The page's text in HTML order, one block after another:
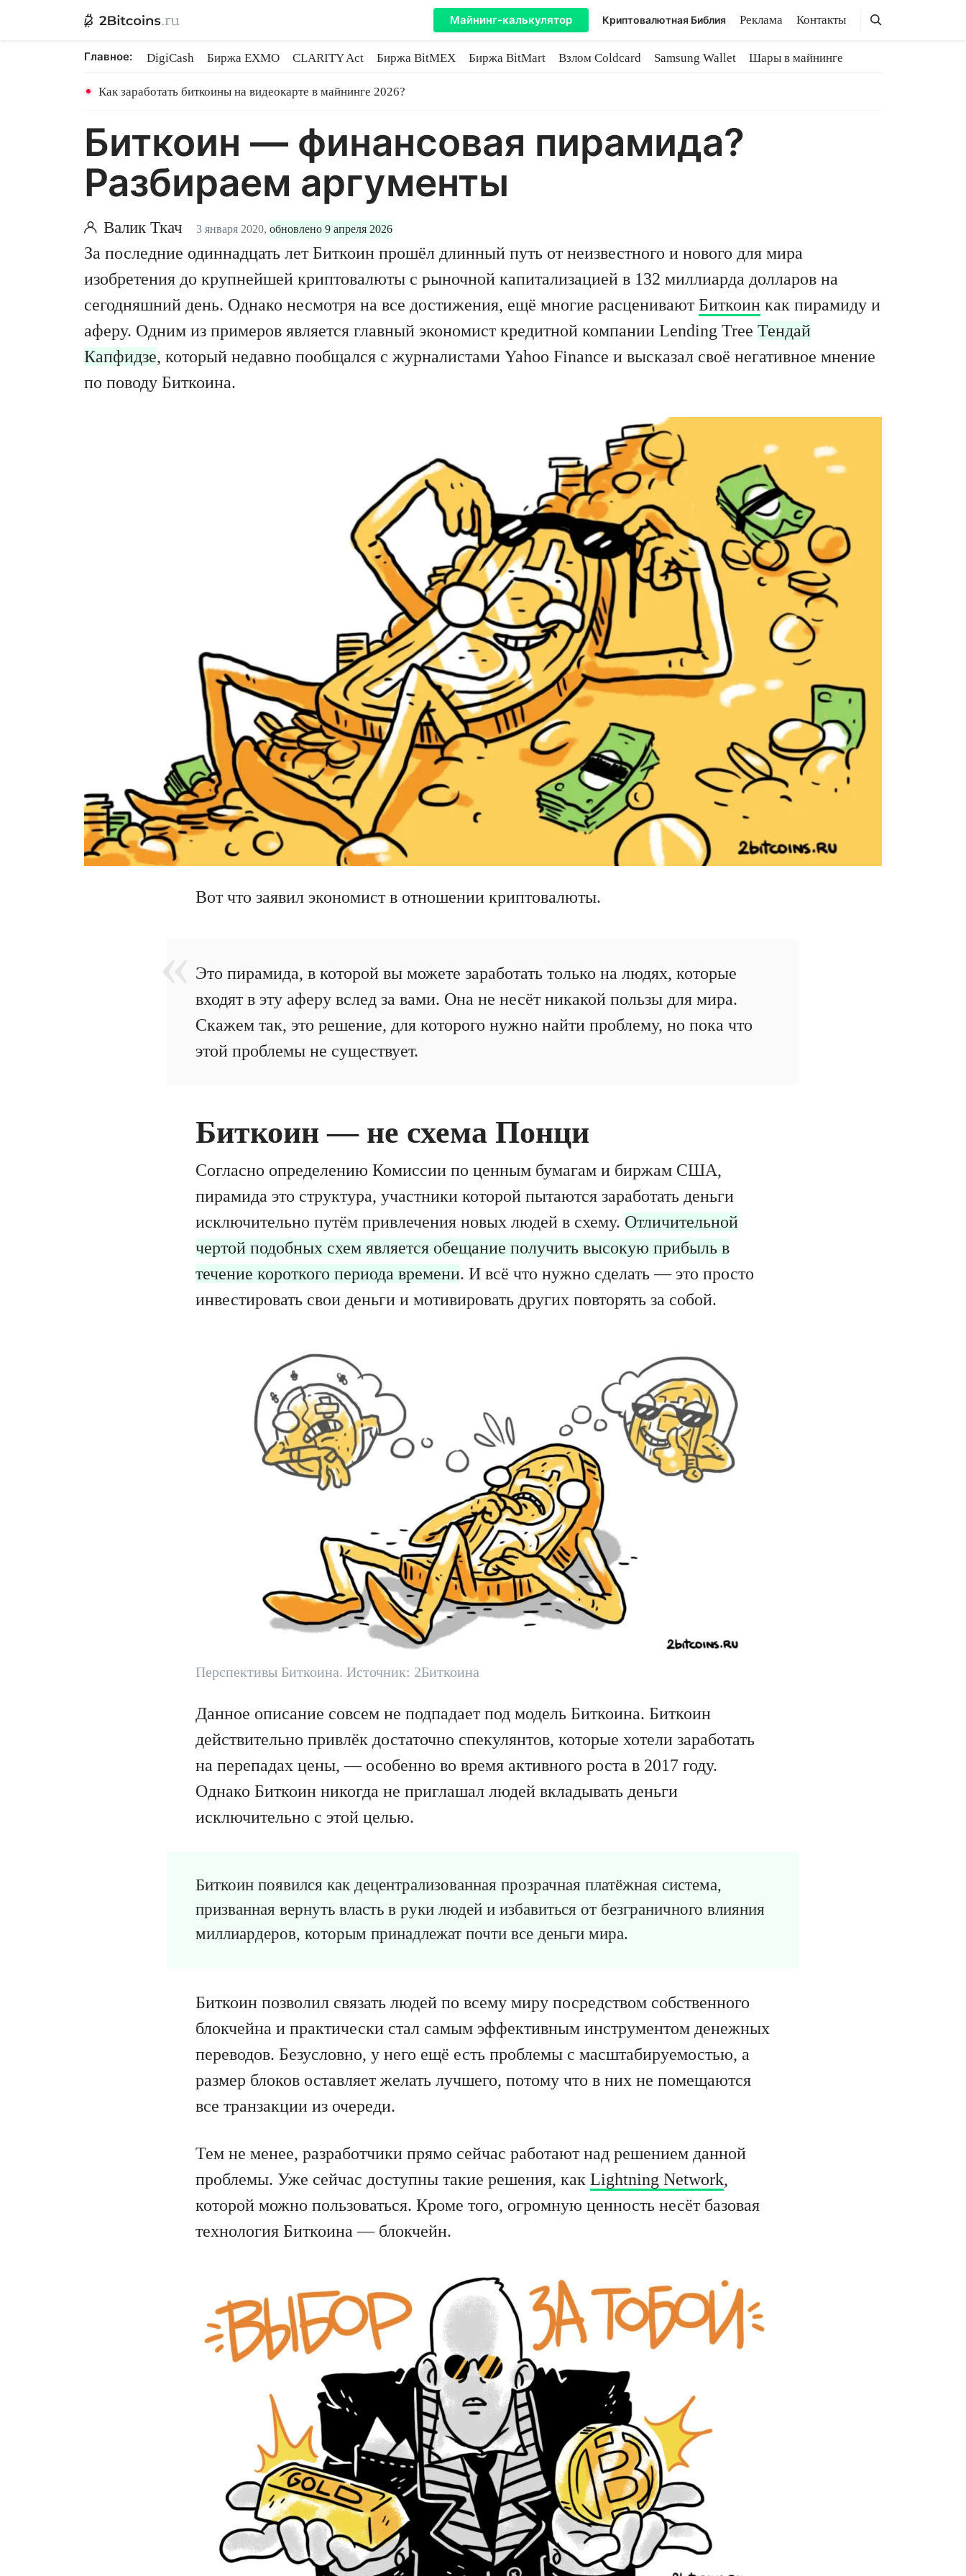
Майнинг-калькулятор Криптовалютная Библия Реклама Контакты Поиск
Поиск
Главное: DigiCash Биржа EXMO CLARITY Act Биржа BitMEX Биржа BitMart Взлом Coldcard Samsung Wallet
Шары в майнинге
Как заработать биткоины на видеокарте в майнинге 2026?
Биткоин — финансовая пирамида?
Разбираем аргументы
Валик Ткач 3 января 2020, обновлено 9 апреля 2026
За последние одиннадцать лет Биткоин прошёл длинный путь от неизвестного и нового для мира
изобретения до крупнейшей криптовалюты с рыночной капитализацией в 132 миллиарда долларов на
сегодняшний день. Однако несмотря на все достижения, ещё многие расценивают Биткоин как пирамиду и
аферу. Одним из примеров является главный экономист кредитной компании Lending Tree Тендай
Капфидзе, который недавно пообщался с журналистами Yahoo Finance и высказал своё негативное мнение
по поводу Биткоина.
Вот что заявил экономист в отношении криптовалюты.
Это пирамида, в которой вы можете заработать только на людях, которые
входят в эту аферу вслед за вами. Она не несёт никакой пользы для мира.
Скажем так, это решение, для которого нужно найти проблему, но пока что
этой проблемы не существует.
Биткоин — не схема Понци
Согласно определению Комиссии по ценным бумагам и биржам США,
пирамида это структура, участники которой пытаются заработать деньги
исключительно путём привлечения новых людей в схему. Отличительной
чертой подобных схем является обещание получить высокую прибыль в
течение короткого периода времени. И всё что нужно сделать — это просто
инвестировать свои деньги и мотивировать других повторять за собой.
Перспективы Биткоина. Источник: 2Биткоина
Данное описание совсем не подпадает под модель Биткоина. Биткоин
действительно привлёк достаточно спекулянтов, которые хотели заработать
на перепадах цены, — особенно во время активного роста в 2017 году.
Однако Биткоин никогда не приглашал людей вкладывать деньги
исключительно с этой целью.
Биткоин появился как децентрализованная прозрачная платёжная система,
призванная вернуть власть в руки людей и избавиться от безграничного влияния
миллиардеров, которым принадлежат почти все деньги мира.
Биткоин позволил связать людей по всему миру посредством собственного
блокчейна и практически стал самым эффективным инструментом денежных
переводов. Безусловно, у него ещё есть проблемы с масштабируемостью, а
размер блоков оставляет желать лучшего, потому что в них не помещаются
все транзакции из очереди.
Тем не менее, разработчики прямо сейчас работают над решением данной
проблемы. Уже сейчас доступны такие решения, как Lightning Network,
которой можно пользоваться. Кроме того, огромную ценность несёт базовая
технология Биткоина — блокчейн.